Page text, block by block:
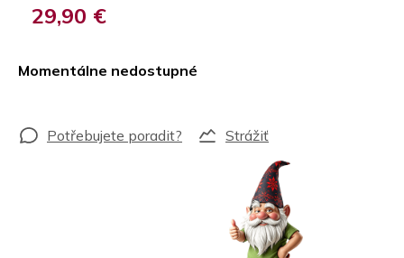
29,90 €
Momentálne nedostupné
Strážiť